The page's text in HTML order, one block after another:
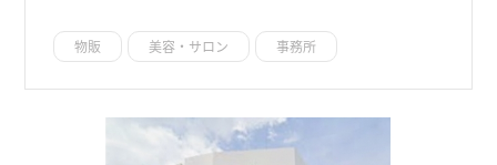
物販 美容・サロン 事務所